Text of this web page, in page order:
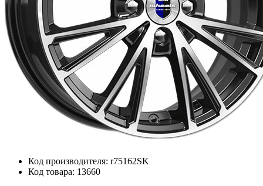
Код производителя: r75162SK
Код товара: 13660